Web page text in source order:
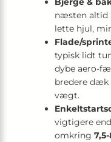
næsten altid
lette hjul,
Flade/
typisk lidt
dybe aero-
bredere dæk
vægt.
vigtigere
omkring